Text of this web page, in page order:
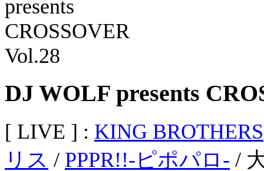
DJ WOLF presents
[ LIVE ] : KING BROTHERS
リス / PPPR!!-ピポパロ- /